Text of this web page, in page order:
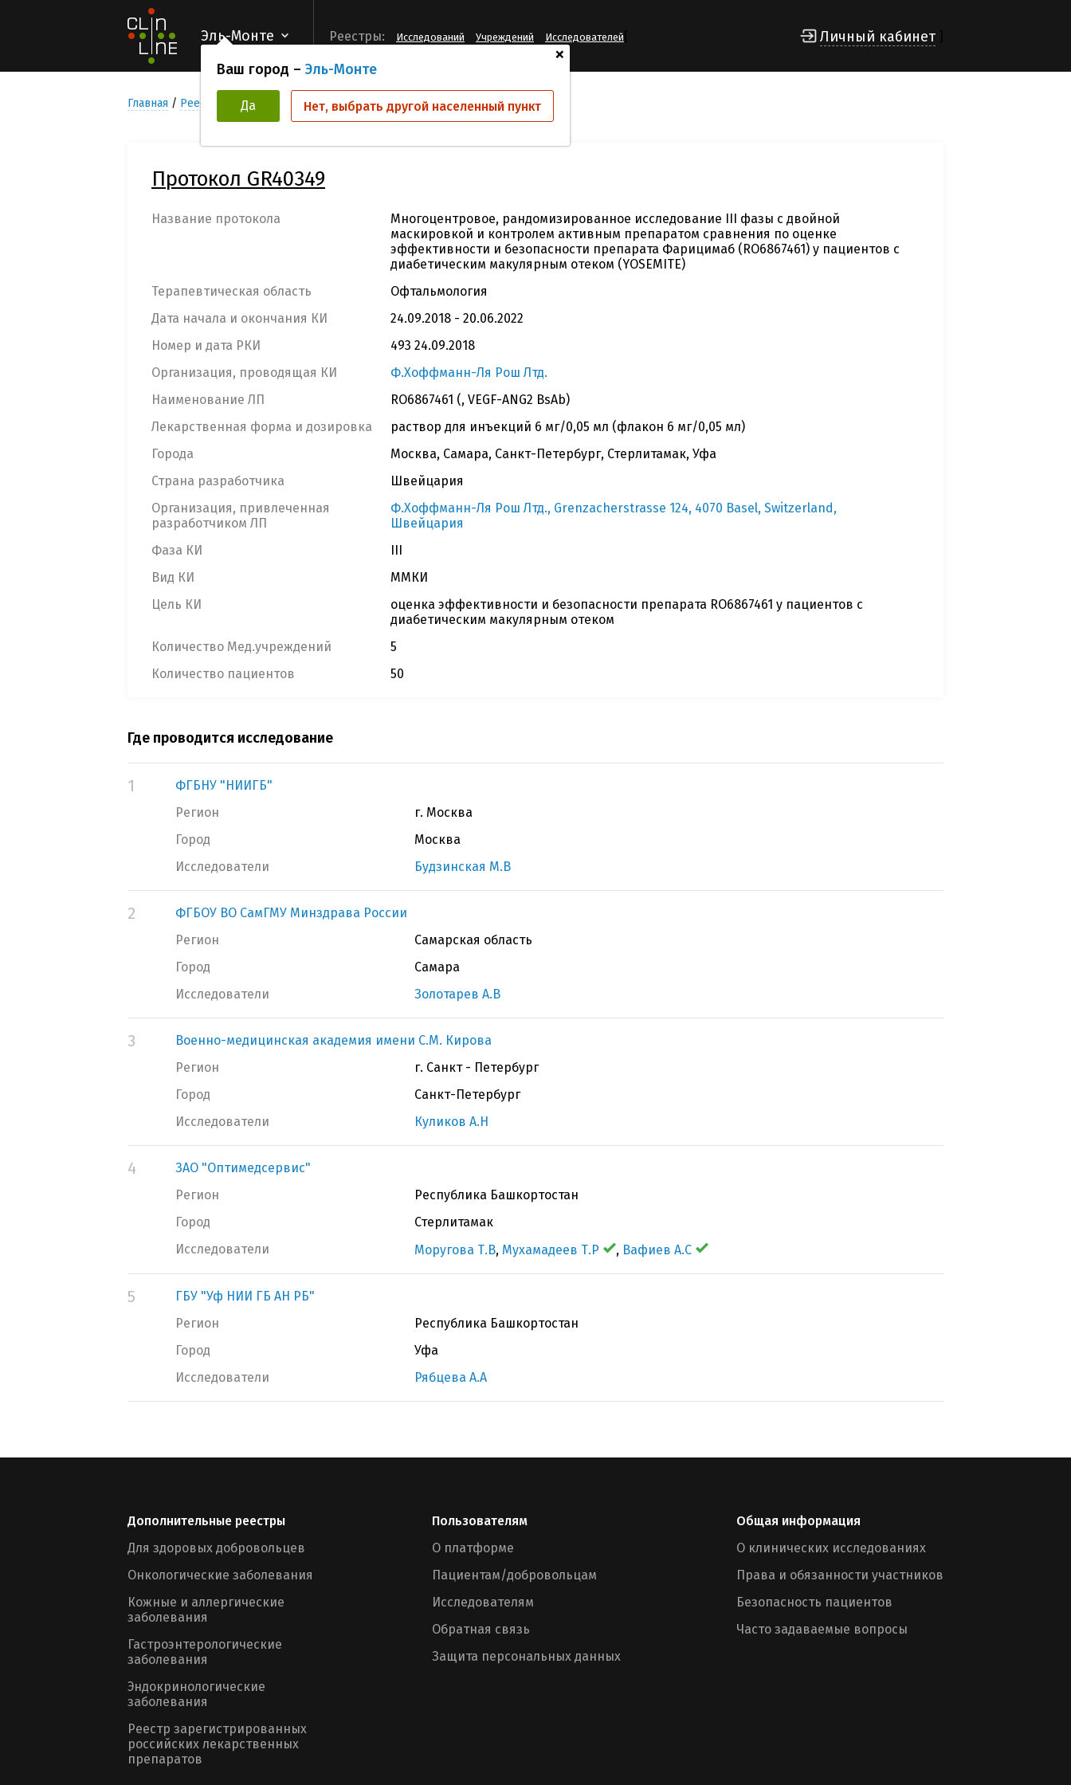
Эль-Монте
+
Ваш город – Эль-Монте
Да Нет, выбрать другой населенный пункт
Реестры: Исследований Учреждений Исследователей Личный кабинет
Главная Реестр Клинических исследований GR40349
Протокол GR40349
Название протокола
Многоцентровое, рандомизированное исследование III фазы с двойной
маскировкой и контролем активным препаратом сравнения по оценке
эффективности и безопасности препарата Фарицимаб (RO6867461) у пациентов с
диабетическим макулярным отеком (YOSEMITE)
Терапевтическая область
Офтальмология
Дата начала и окончания КИ
24.09.2018 - 20.06.2022
Номер и дата РКИ
493 24.09.2018
Организация, проводящая КИ
Ф.Хоффманн-Ля Рош Лтд.
Наименование ЛП
RO6867461 (, VEGF-ANG2 BsAb)
Лекарственная форма и дозировка
раствор для инъекций 6 мг/0,05 мл (флакон 6 мг/0,05 мл)
Города
Москва, Самара, Санкт-Петербург, Стерлитамак, Уфа
Страна разработчика
Швейцария
Организация, привлеченная
разработчиком ЛП
Ф.Хоффманн-Ля Рош Лтд., Grenzacherstrasse 124, 4070 Basel, Switzerland,
Швейцария
Фаза КИ
III
Вид КИ
ММКИ
Цель КИ
оценка эффективности и безопасности препарата RO6867461 у пациентов с
диабетическим макулярным отеком
Количество Мед.учреждений
5
Количество пациентов
50
Где проводится исследование
1
ФГБНУ "НИИГБ"
Регион
г. Москва
Город
Москва
Исследователи
Будзинская М.В
2
ФГБОУ ВО СамГМУ Минздрава России
Регион
Самарская область
Город
Самара
Исследователи
Золотарев А.В
3
Военно-медицинская академия имени С.М. Кирова
Регион
г. Санкт - Петербург
Город
Санкт-Петербург
Исследователи
Куликов А.Н
4
ЗАО "Оптимедсервис"
Регион
Республика Башкортостан
Город
Стерлитамак
Исследователи
Моругова Т.В, Мухамадеев Т.Р , Вафиев А.С
5
ГБУ "Уф НИИ ГБ АН РБ"
Регион
Республика Башкортостан
Город
Уфа
Исследователи
Рябцева А.А
Дополнительные реестры
Для здоровых добровольцев
Онкологические заболевания
Кожные и аллергические
заболевания
Гастроэнтерологические
заболевания
Эндокринологические
заболевания
Реестр зарегистрированных
российских лекарственных
препаратов
Пользователям
О платформе
Пациентам/добровольцам
Исследователям
Обратная связь
Защита персональных данных
Общая информация
О клинических исследованиях
Права и обязанности участников
Безопасность пациентов
Часто задаваемые вопросы